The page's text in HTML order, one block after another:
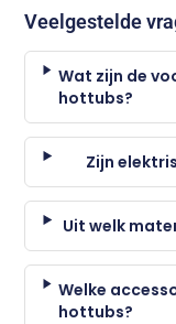
Veelgestelde
Wat zijn de
hottubs?
Zijn
Uit welk
Welke
hottubs?